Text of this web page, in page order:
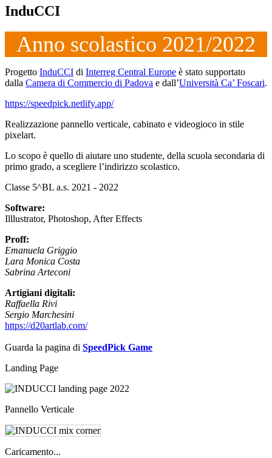
InduCCI
Anno scolastico 2021/2022
Progetto InduCCI di Interreg Central Europe è stato supportato
dalla Camera di Commercio di Padova e dall’Università Ca’ Foscari.
https://speedpick.netlify.app/
Realizzazione pannello verticale, cabinato e videogioco in stile
pixelart.
Lo scopo è quello di aiutare uno studente, della scuola secondaria di
primo grado, a scegliere l’indirizzo scolastico.
Classe 5^BL a.s. 2021 - 2022
Software:
Illlustrator, Photoshop, After Effects
Proff:
Emanuela Griggio
Lara Monica Costa
Sabrina Arteconi
Artigiani digitali:
Raffaella Rivi
Sergio Marchesini
https://d20artlab.com/
Guarda la pagina di SpeedPick Game
Landing Page
Pannello Verticale
Caricamento...